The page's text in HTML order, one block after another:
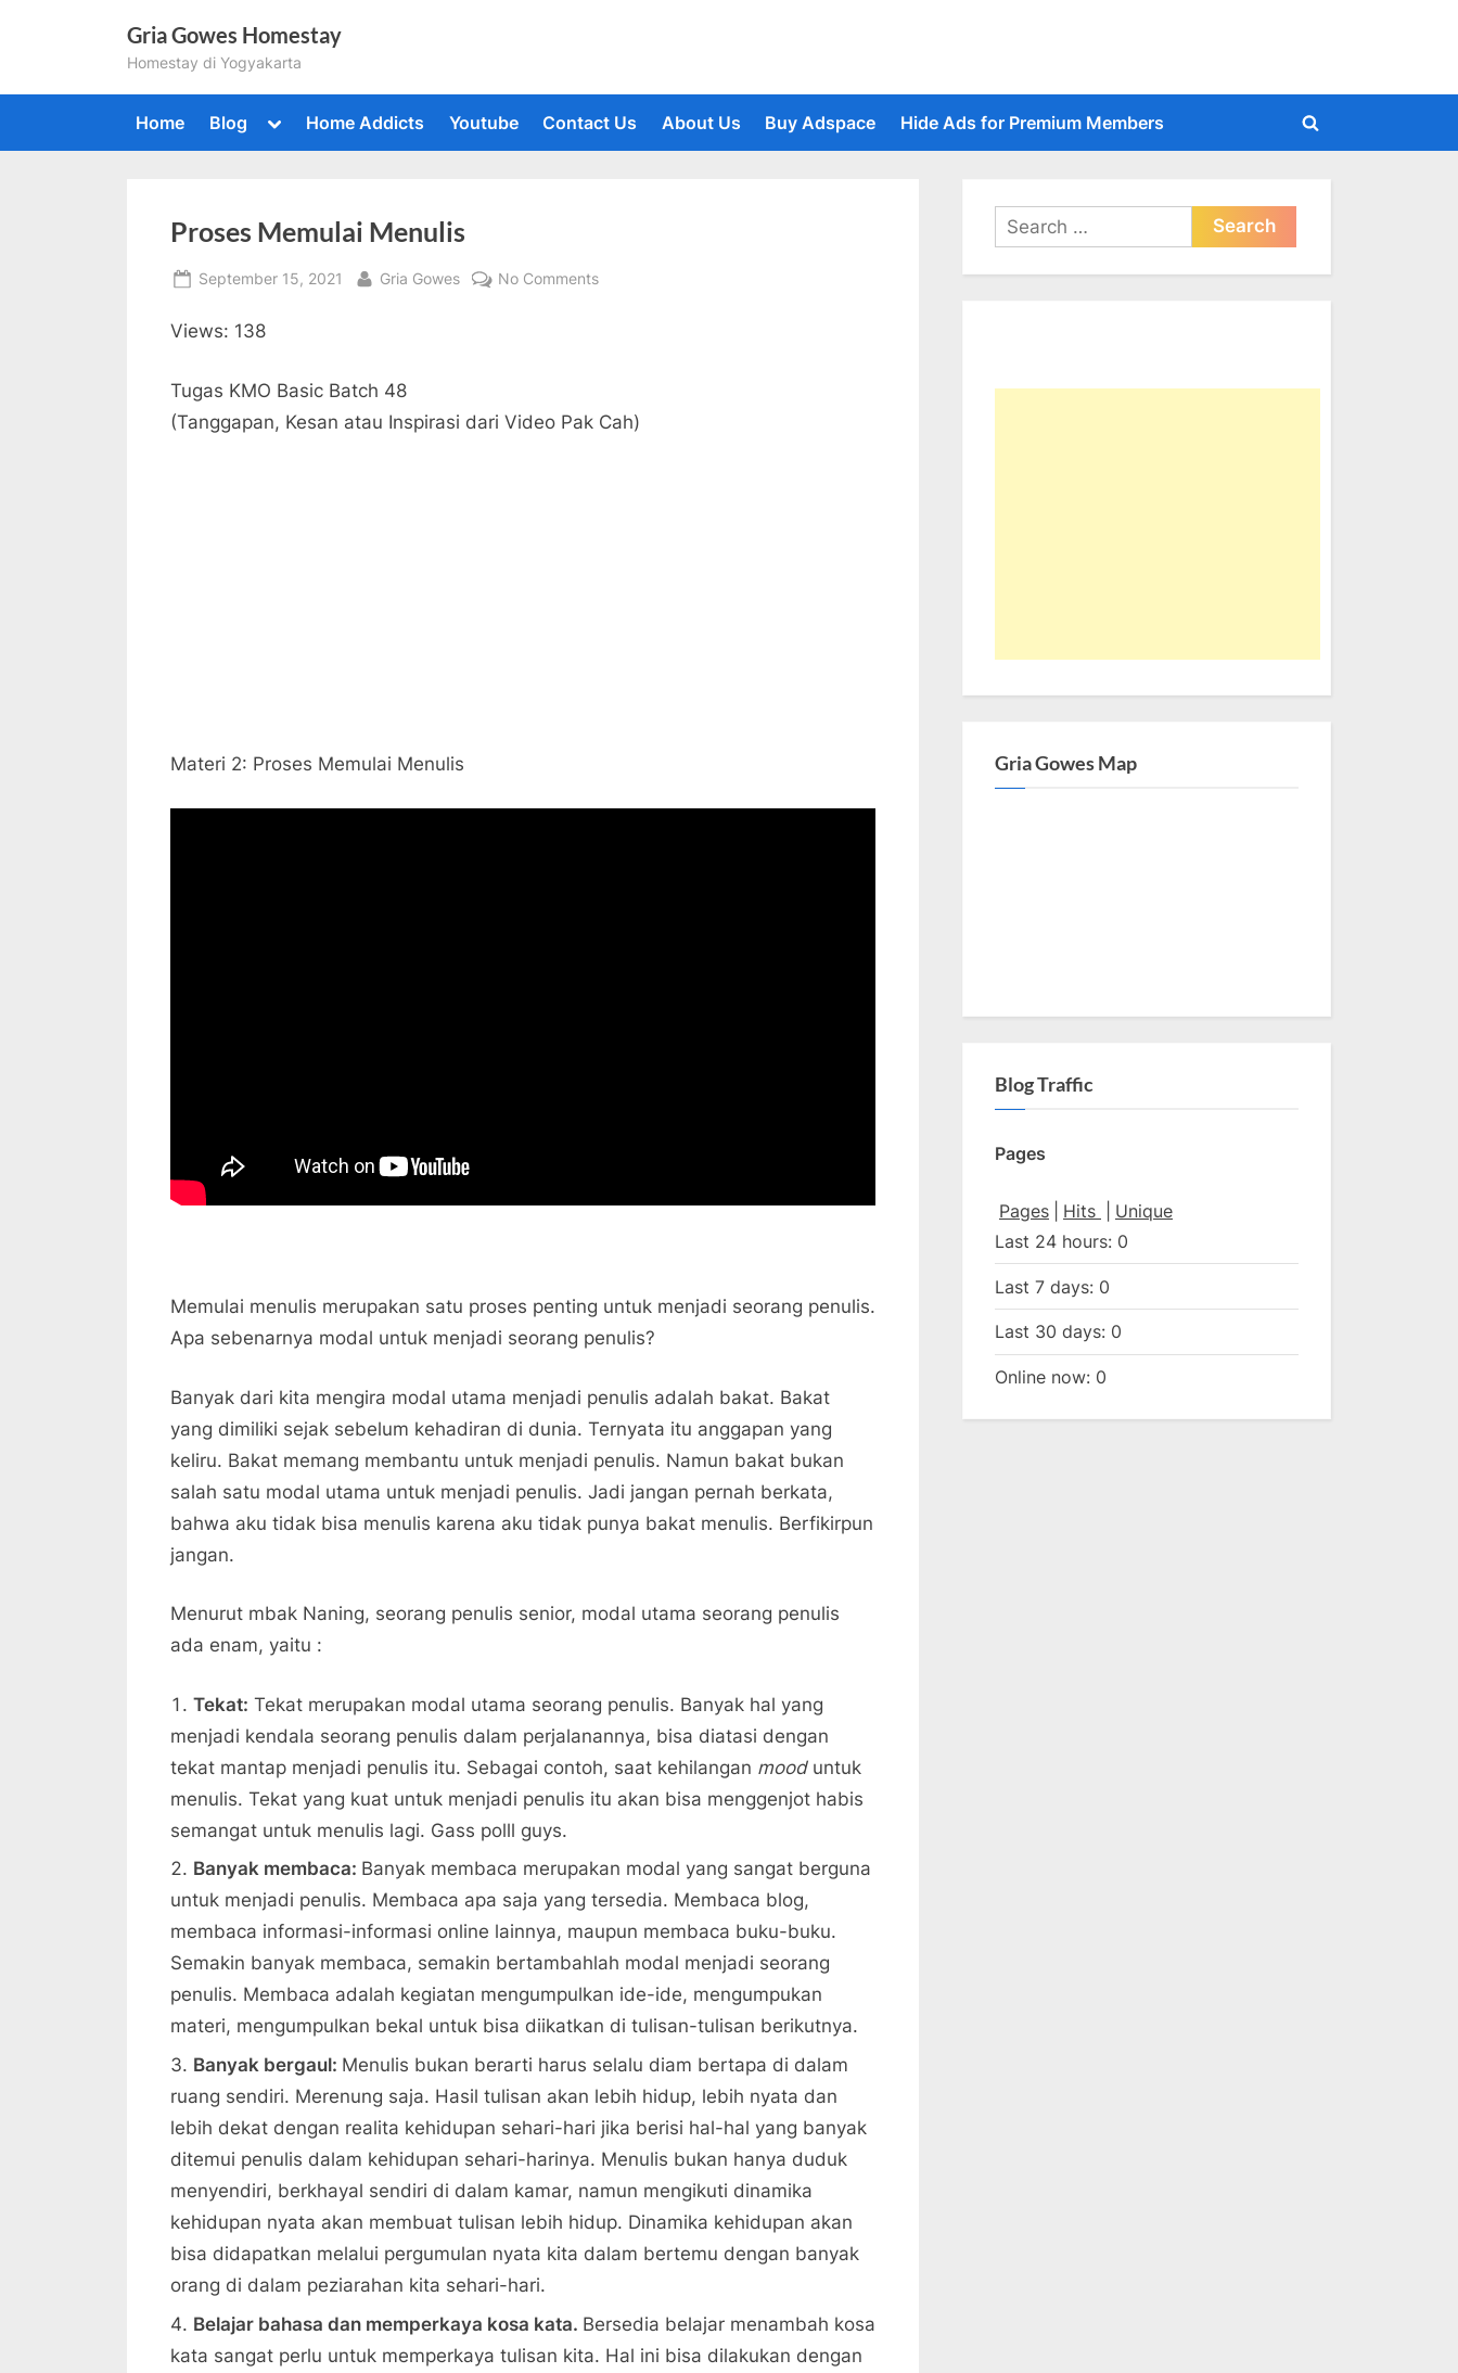
Gria Gowes Homestay
Homestay di Yogyakarta
Home Blog
Toggle
menu
menu
Home Addicts Youtube Contact Us About Us Buy Adspace Hide Ads for Premium Members
Toggle
Proses Memulai Menulis
Posted
September 15, 2021 By
Gria Gowes No Commentson
Views: 138
Tugas KMO Basic Batch 48
(Tanggapan, Kesan atau Inspirasi dari Video Pak Cah)
Materi 2: Proses Memulai Menulis
Memulai menulis merupakan satu proses penting untuk menjadi seorang penulis.
Apa sebenarnya modal untuk menjadi seorang penulis?
Banyak dari kita mengira modal utama menjadi penulis adalah bakat. Bakat
yang dimiliki sejak sebelum kehadiran di dunia. Ternyata itu anggapan yang
keliru. Bakat memang membantu untuk menjadi penulis. Namun bakat bukan
salah satu modal utama untuk menjadi penulis. Jadi jangan pernah berkata,
bahwa aku tidak bisa menulis karena aku tidak punya bakat menulis. Berfikirpun
jangan.
Menurut mbak Naning, seorang penulis senior, modal utama seorang penulis
ada enam, yaitu :
Tekat: Tekat merupakan modal utama seorang penulis. Banyak hal yang
menjadi kendala seorang penulis dalam perjalanannya, bisa diatasi dengan
tekat mantap menjadi penulis itu. Sebagai contoh, saat kehilangan mooduntuk
menulis. Tekat yang kuat untuk menjadi penulis itu akan bisa menggenjot habis
semangat untuk menulis lagi. Gass polll guys.
Banyak membaca: Banyak membaca merupakan modal yang sangat berguna
untuk menjadi penulis. Membaca apa saja yang tersedia. Membaca blog,
membaca informasi-informasi online lainnya, maupun membaca buku-buku.
Semakin banyak membaca, semakin bertambahlah modal menjadi seorang
penulis. Membaca adalah kegiatan mengumpulkan ide-ide, mengumpukan
materi, mengumpulkan bekal untuk bisa diikatkan di tulisan-tulisan berikutnya.
Banyak bergaul: Menulis bukan berarti harus selalu diam bertapa di dalam
ruang sendiri. Merenung saja. Hasil tulisan akan lebih hidup, lebih nyata dan
lebih dekat dengan realita kehidupan sehari-hari jika berisi hal-hal yang banyak
ditemui penulis dalam kehidupan sehari-harinya. Menulis bukan hanya duduk
menyendiri, berkhayal sendiri di dalam kamar, namun mengikuti dinamika
kehidupan nyata akan membuat tulisan lebih hidup. Dinamika kehidupan akan
bisa didapatkan melalui pergumulan nyata kita dalam bertemu dengan banyak
orang di dalam peziarahan kita sehari-hari.
Belajar bahasa dan memperkaya kosa kata. Bersedia belajar menambah kosa
kata sangat perlu untuk memperkaya tulisan kita. Hal ini bisa dilakukan dengan
Search
for:
Gria Gowes Map
Blog Traffic
Pages
Pages Hits
Unique
Last 24 hours: 0
Last 7 days: 0
Last 30 days: 0
Online now: 0